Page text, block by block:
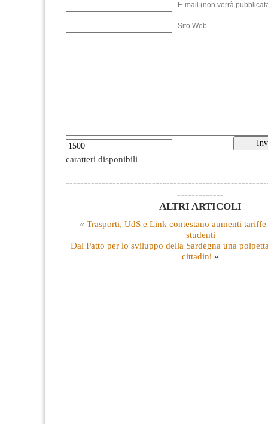
E-mail (non verrà
Sito Web
caratteri disponibili
-------------
ALTRI ARTICOLI
« Trasporti, UdS e Link contestano aumenti
studenti
Dal Patto per lo sviluppo della Sardegna una
cittadini »